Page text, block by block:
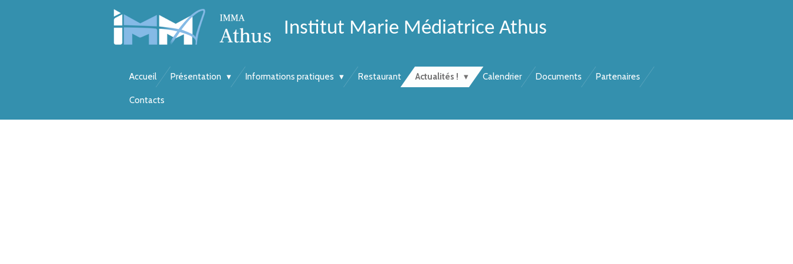
Institut Marie Médiatrice Athus
Accueil Présentation Informations pratiques Restaurant Actualités ! Calendrier Documents Partenaires
Contacts